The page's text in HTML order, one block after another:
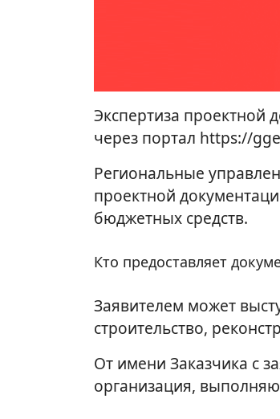
Экспертиза проектной
через портал https://
Региональные
проектной
бюджетных средств.
Кто предоставляет
Заявителем может
строительство,
От имени Заказчика с
организация,